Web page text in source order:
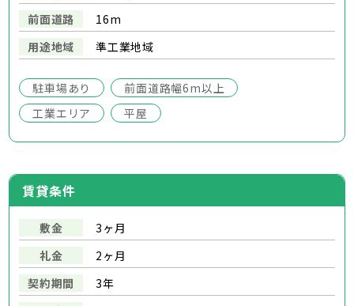
前面道路
16m
用途地域
準工業地域
駐車場あり
前面道路幅6m以上
工業エリア
平屋
賃貸条件
敷金
3ヶ月
礼金
2ヶ月
契約期間
3年